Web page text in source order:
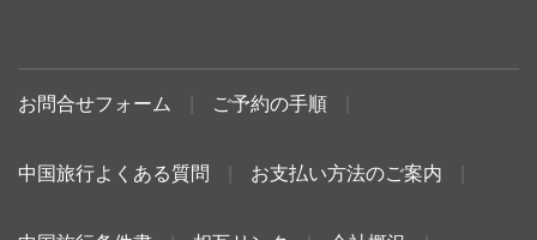
お問合せフォーム ご予約の手順
中国旅行よくある質問 お支払い方法のご案内